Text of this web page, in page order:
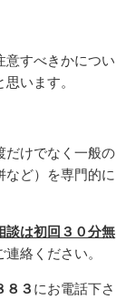
意すべきかについ
います。
だけでなく一般の
ど）を専門的に
談は初回３０分無
絡ください。
８３にお電話下さ